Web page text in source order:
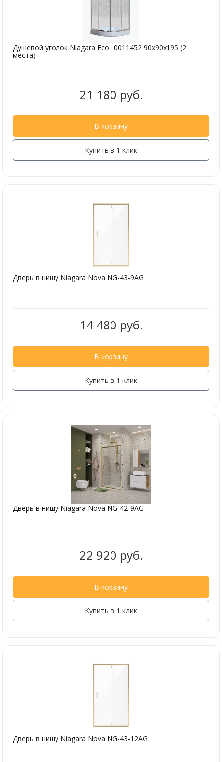
Душевой уголок Niagara Eco _0011452 90х90х195 (2
места)
21 180 руб.
В корзину
Купить в 1 клик
Дверь в нишу Niagara Nova NG-43-9AG
14 480 руб.
В корзину
Купить в 1 клик
Дверь в нишу Niagara Nova NG-42-9AG
22 920 руб.
В корзину
Купить в 1 клик
Дверь в нишу Niagara Nova NG-43-12AG